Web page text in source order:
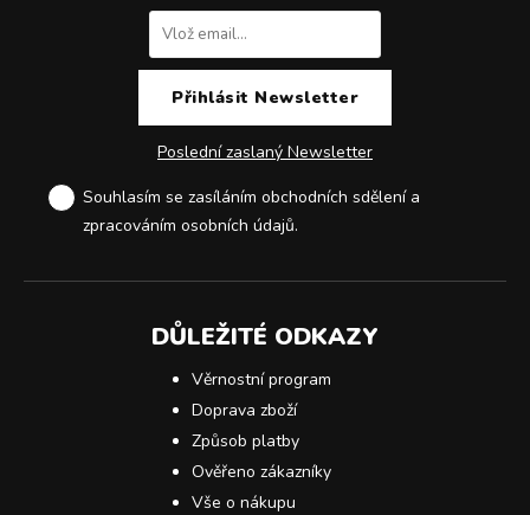
Poslední zaslaný Newsletter
Souhlasím se zasíláním obchodních sdělení a
zpracováním osobních údajů.
DŮLEŽITÉ ODKAZY
Věrnostní program
Doprava zboží
Způsob platby
Ověřeno zákazníky
Vše o nákupu